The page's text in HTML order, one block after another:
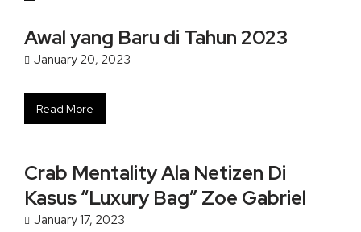
Awal yang Baru di Tahun 2023
January 20, 2023
Read More
Crab Mentality Ala Netizen Di
Kasus “Luxury Bag” Zoe Gabriel
January 17, 2023